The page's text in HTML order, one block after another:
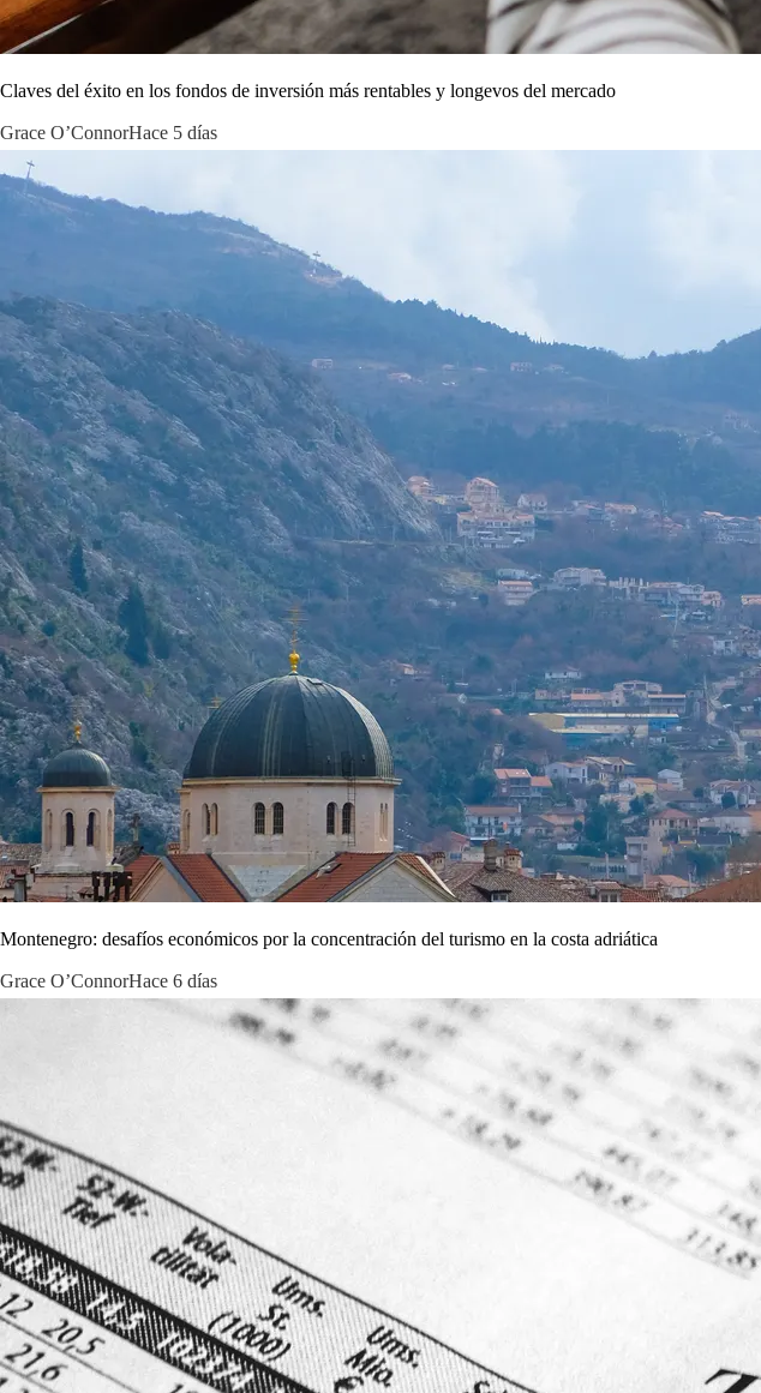
Claves del éxito en los fondos de inversión más rentables y longevos del mercado
Grace O’ConnorHace 5 días
Montenegro: desafíos económicos por la concentración del turismo en la costa adriática
Grace O’ConnorHace 6 días